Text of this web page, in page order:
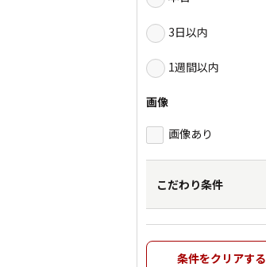
3日以内
1週間以内
画像
画像あり
こだわり条件
条件をクリアする